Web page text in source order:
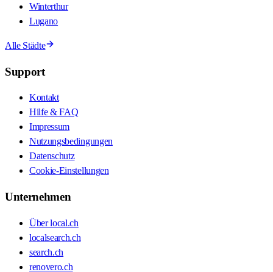
Winterthur
Lugano
Alle Städte
Support
Kontakt
Hilfe & FAQ
Impressum
Nutzungsbedingungen
Datenschutz
Cookie-Einstellungen
Unternehmen
Über local.ch
localsearch.ch
search.ch
renovero.ch